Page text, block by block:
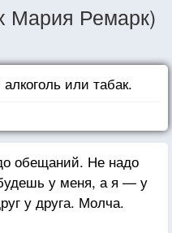
Мария Ремарк)
или табак.
обещаний. Не надо
у меня, а я — у
у друга. Молча.